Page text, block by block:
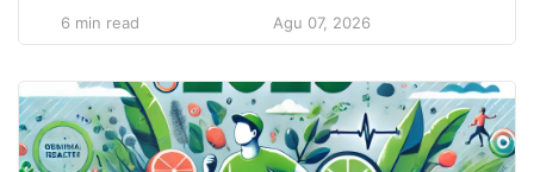
besar daripada sekadar gambar atau simbol. Logo
pelanggan potensial, dan sering kali menjadi faktor
penentu dalam keputusan mereka untuk terhubung
dengan […]
6 min read Agu 07, 2026